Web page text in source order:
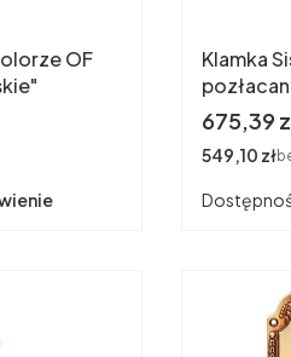
OF
Klamka
Cena
675,39
Cena
549,10 zł